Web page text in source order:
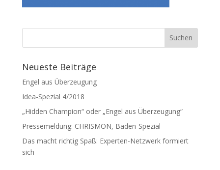
Neueste Beiträge
Engel aus Überzeugung
Idea-Spezial 4/2018
„Hidden Champion“ oder „Engel aus Überzeugung“
Pressemeldung: CHRISMON, Baden-Spezial
Das macht richtig Spaß: Experten-Netzwerk formiert
sich